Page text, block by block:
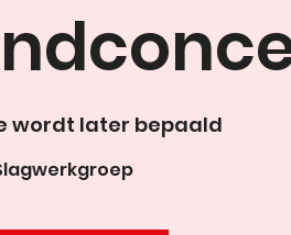
wordt later bepaald